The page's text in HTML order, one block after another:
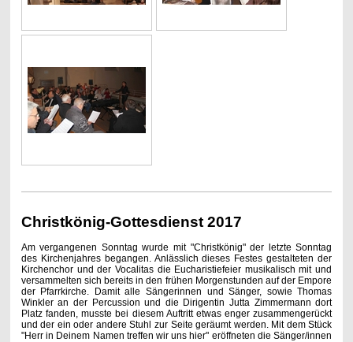
Christkönig-Gottesdienst 2017
Am vergangenen Sonntag wurde mit "Christkönig" der letzte Sonntag
des Kirchenjahres begangen. Anlässlich dieses Festes gestalteten der
Kirchenchor und der Vocalitas die Eucharistiefeier musikalisch mit und
versammelten sich bereits in den frühen Morgenstunden auf der Empore
der Pfarrkirche. Damit alle Sängerinnen und Sänger, sowie Thomas
Winkler an der Percussion und die Dirigentin Jutta Zimmermann dort
Platz fanden, musste bei diesem Auftritt etwas enger zusammengerückt
und der ein oder andere Stuhl zur Seite geräumt werden. Mit dem Stück
"Herr in Deinem Namen treffen wir uns hier" eröffneten die Sänger/innen